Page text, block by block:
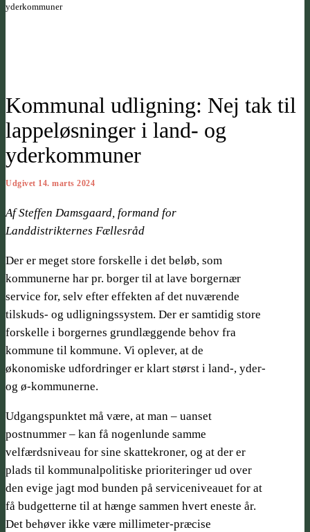
yderkommuner
Kommunal udligning: Nej tak til
lappeløsninger i land- og
yderkommuner
Udgivet 14. marts 2024
Af Steffen Damsgaard, formand for
Landdistrikternes Fællesråd
Der er meget store forskelle i det beløb, som
kommunerne har pr. borger til at lave borgernær
service for, selv efter effekten af det nuværende
tilskuds- og udligningssystem. Der er samtidig store
forskelle i borgernes grundlæggende behov fra
kommune til kommune. Vi oplever, at de
økonomiske udfordringer er klart størst i land-, yder-
og ø-kommunerne.
Udgangspunktet må være, at man – uanset
postnummer – kan få nogenlunde samme
velfærdsniveau for sine skattekroner, og at der er
plads til kommunalpolitiske prioriteringer ud over
den evige jagt mod bunden på serviceniveauet for at
få budgetterne til at hænge sammen hvert eneste år.
Det behøver ikke være millimeter-præcise